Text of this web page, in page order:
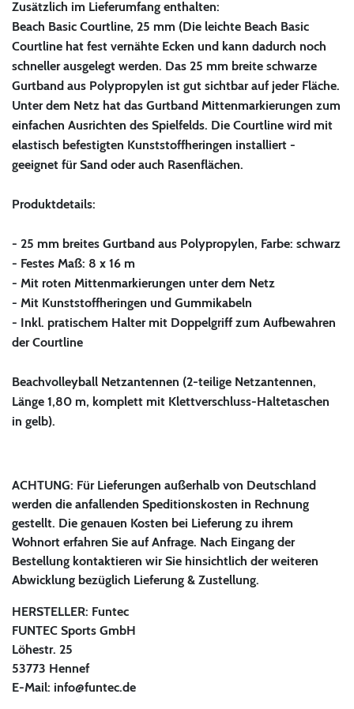
Zusätzlich im Lieferumfang enthalten:
Beach Basic Courtline, 25 mm (Die leichte Beach Basic
Courtline hat fest vernähte Ecken und kann dadurch noch
schneller ausgelegt werden. Das 25 mm breite schwarze
Gurtband aus Polypropylen ist gut sichtbar auf jeder Fläche.
Unter dem Netz hat das Gurtband Mittenmarkierungen zum
einfachen Ausrichten des Spielfelds. Die Courtline wird mit
elastisch befestigten Kunststoffheringen installiert -
geeignet für Sand oder auch Rasenflächen.
Produktdetails:
- 25 mm breites Gurtband aus Polypropylen, Farbe: schwarz
- Festes Maß: 8 x 16 m
- Mit roten Mittenmarkierungen unter dem Netz
- Mit Kunststoffheringen und Gummikabeln
- Inkl. pratischem Halter mit Doppelgriff zum Aufbewahren
der Courtline
Beachvolleyball Netzantennen (2-teilige Netzantennen,
Länge 1,80 m, komplett mit Klettverschluss-Haltetaschen
in gelb).
ACHTUNG: Für Lieferungen außerhalb von Deutschland
werden die anfallenden Speditionskosten in Rechnung
gestellt. Die genauen Kosten bei Lieferung zu ihrem
Wohnort erfahren Sie auf Anfrage. Nach Eingang der
Bestellung kontaktieren wir Sie hinsichtlich der weiteren
Abwicklung bezüglich Lieferung & Zustellung.
HERSTELLER: Funtec
FUNTEC Sports GmbH
Löhestr. 25
53773 Hennef
E-Mail: info@funtec.de